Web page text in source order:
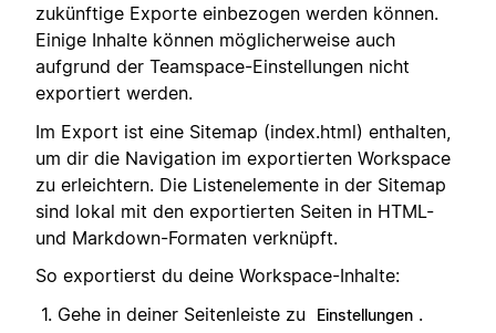
zukünftige Exporte einbezogen werden können.
Einige Inhalte können möglicherweise auch
aufgrund der Teamspace-Einstellungen nicht
exportiert werden.
Im Export ist eine Sitemap (index.html) enthalten,
um dir die Navigation im exportierten Workspace
zu erleichtern. Die Listenelemente in der Sitemap
sind lokal mit den exportierten Seiten in HTML-
und Markdown-Formaten verknüpft.
So exportierst du deine Workspace-Inhalte:
Gehe in deiner Seitenleiste zu
Einstellungen .